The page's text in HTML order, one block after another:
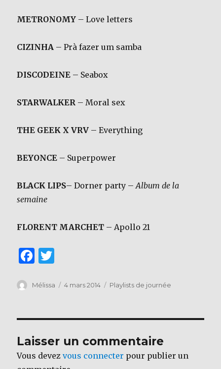
METRONOMY – Love letters
CIZINHA – Prà fazer um samba
DISCODEINE – Seabox
STARWALKER – Moral sex
THE GEEK X VRV – Everything
BEYONCE – Superpower
BLACK LIPS– Dorner party –Album de la
semaine
FLORENT MARCHET – Apollo 21
F
c
b
o
o
it
r
Auteur
Mélissa
Publié
4 mars 2014 Catégories
Playlists de journée
Laisser un commentaire
Vous devezvous connecter pour publier un